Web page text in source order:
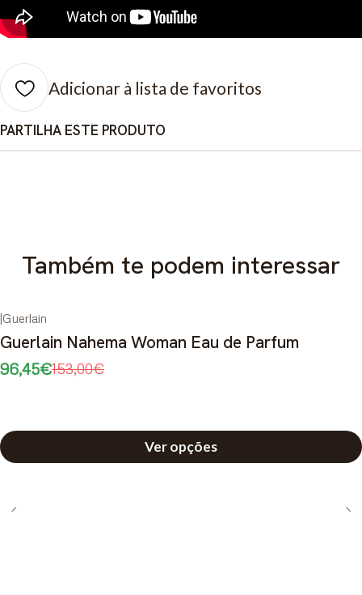
Adicionar à lista de favoritos
PARTILHA ESTE PRODUTO
Também te podem interessar
-37%DESCONTO
|Guerlain
Guerlain Nahema Woman Eau de Parfum
96,45€153,00€
Ver opções